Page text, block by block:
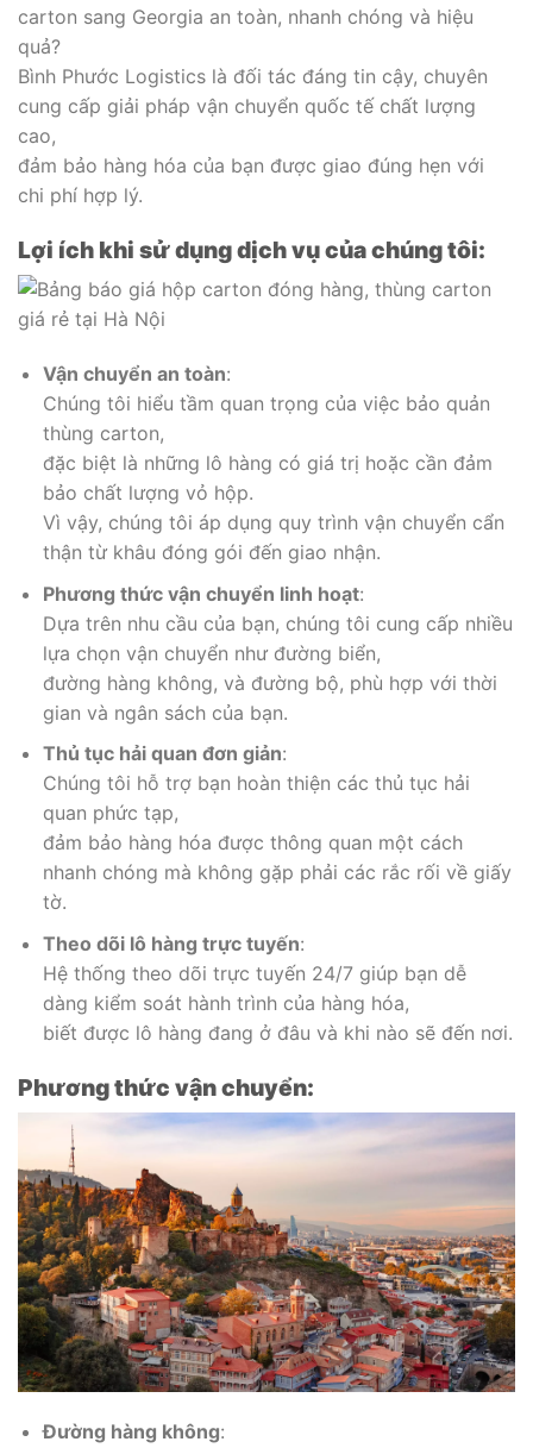
carton sang Georgia an toàn, nhanh chóng và hiệu
quả?
Bình Phước Logistics là đối tác đáng tin cậy, chuyên
cung cấp giải pháp vận chuyển quốc tế chất lượng
cao,
đảm bảo hàng hóa của bạn được giao đúng hẹn với
chi phí hợp lý.
Lợi ích khi sử dụng dịch vụ của chúng tôi:
Vận chuyển an toàn:
Chúng tôi hiểu tầm quan trọng của việc bảo quản
thùng carton,
đặc biệt là những lô hàng có giá trị hoặc cần đảm
bảo chất lượng vỏ hộp.
Vì vậy, chúng tôi áp dụng quy trình vận chuyển cẩn
thận từ khâu đóng gói đến giao nhận.
Phương thức vận chuyển linh hoạt:
Dựa trên nhu cầu của bạn, chúng tôi cung cấp nhiều
lựa chọn vận chuyển như đường biển,
đường hàng không, và đường bộ, phù hợp với thời
gian và ngân sách của bạn.
Thủ tục hải quan đơn giản:
Chúng tôi hỗ trợ bạn hoàn thiện các thủ tục hải
quan phức tạp,
đảm bảo hàng hóa được thông quan một cách
nhanh chóng mà không gặp phải các rắc rối về giấy
tờ.
Theo dõi lô hàng trực tuyến:
Hệ thống theo dõi trực tuyến 24/7 giúp bạn dễ
dàng kiểm soát hành trình của hàng hóa,
biết được lô hàng đang ở đâu và khi nào sẽ đến nơi.
Phương thức vận chuyển:
Đường hàng không: